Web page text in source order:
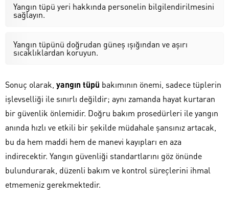
Yangın tüpü yeri hakkında personelin bilgilendirilmesini
sağlayın.
Yangın tüpünü doğrudan güneş ışığından ve aşırı
sıcaklıklardan koruyun.
Sonuç olarak, yangın tüpü bakımının önemi, sadece tüplerin
işlevselliği ile sınırlı değildir; aynı zamanda hayat kurtaran
bir güvenlik önlemidir. Doğru bakım prosedürleri ile yangın
anında hızlı ve etkili bir şekilde müdahale şansınız artacak,
bu da hem maddi hem de manevi kayıpları en aza
indirecektir. Yangın güvenliği standartlarını göz önünde
bulundurarak, düzenli bakım ve kontrol süreçlerini ihmal
etmemeniz gerekmektedir.